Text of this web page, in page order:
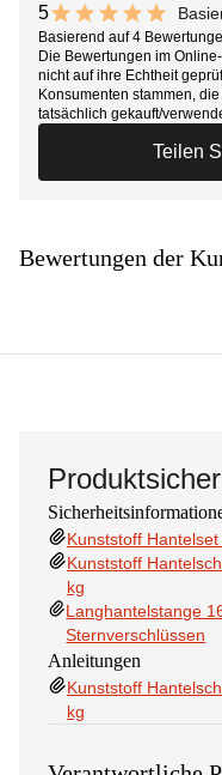
5
10 out of 10 stars
Basierend auf 4
Die Bewertungen im
nicht auf ihre Echtheit
Konsumenten stammen,
tatsächlich gekauft/
Teilen
Bewertungen der
Kunststoff
Kunststoff
kg
Langhantelstange
Sternverschlüssen
Anleitungen
Kunststoff
kg